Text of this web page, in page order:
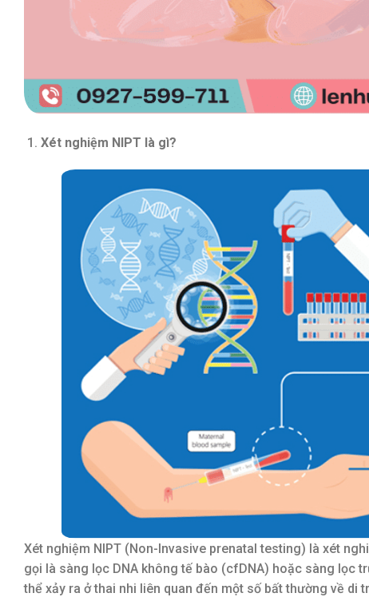
Xét nghiệm NIPT là gì?
Xét nghiệm NIPT (Non-Invasive prenatal testing) là xét
gọi là sàng lọc DNA không tế bào (cfDNA) hoặc sàng lọc
thể xảy ra ở thai nhi liên quan đến một số bất thường về di